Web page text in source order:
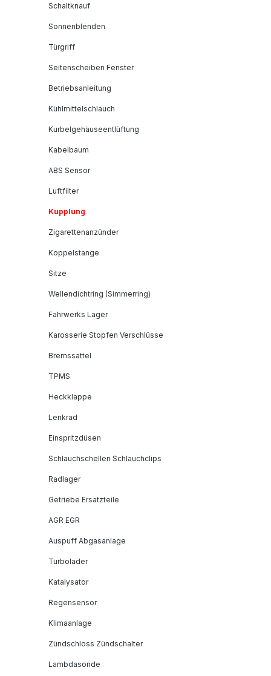
Schaltknauf
Sonnenblenden
Türgriff
Seitenscheiben Fenster
Betriebsanleitung
Kühlmittelschlauch
Kurbelgehäuseentlüftung
Kabelbaum
ABS Sensor
Luftfilter
Kupplung
Zigarettenanzünder
Koppelstange
Sitze
Wellendichtring (Simmerring)
Fahrwerks Lager
Karosserie Stopfen Verschlüsse
Bremssattel
TPMS
Heckklappe
Lenkrad
Einspritzdüsen
Schlauchschellen Schlauchclips
Radlager
Getriebe Ersatzteile
AGR EGR
Auspuff Abgasanlage
Turbolader
Katalysator
Regensensor
Klimaanlage
Zündschloss Zündschalter
Lambdasonde